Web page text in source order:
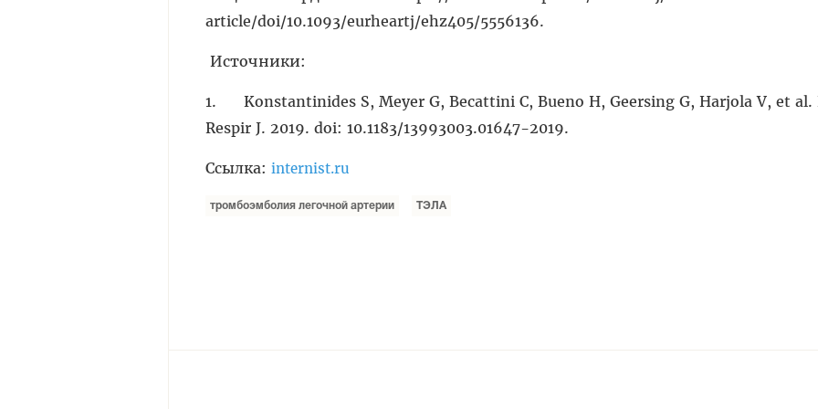
article/doi/10.1093/eurheartj/ehz405/5556136.
Источники:
1. Konstantinides S, Meyer G, Becattini C, Bueno H, Geersing G, Harjola V, et al.
Respir J. 2019. doi: 10.1183/13993003.01647-2019.
Ссылка: internist.ru
тромбоэмболия легочной артерии ТЭЛА